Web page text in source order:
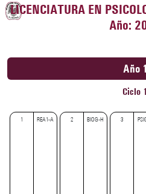
LICENCIATURA EN
Año:
Año 1
Ciclo 1
1 REA1-A 2 BIOG-H 3